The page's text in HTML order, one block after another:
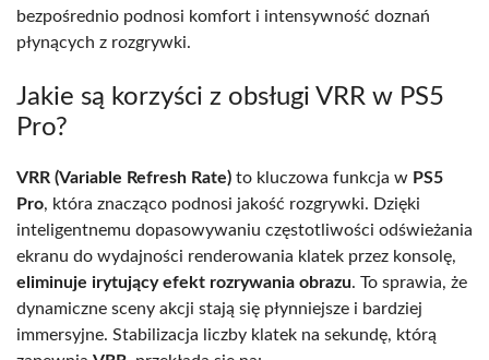
bezpośrednio podnosi komfort i intensywność doznań
płynących z rozgrywki.
Jakie są korzyści z obsługi VRR w PS5
Pro?
VRR (Variable Refresh Rate) to kluczowa funkcja w PS5
Pro, która znacząco podnosi jakość rozgrywki. Dzięki
inteligentnemu dopasowywaniu częstotliwości odświeżania
ekranu do wydajności renderowania klatek przez konsolę,
eliminuje irytujący efekt rozrywania obrazu. To sprawia, że
dynamiczne sceny akcji stają się płynniejsze i bardziej
immersyjne. Stabilizacja liczby klatek na sekundę, którą